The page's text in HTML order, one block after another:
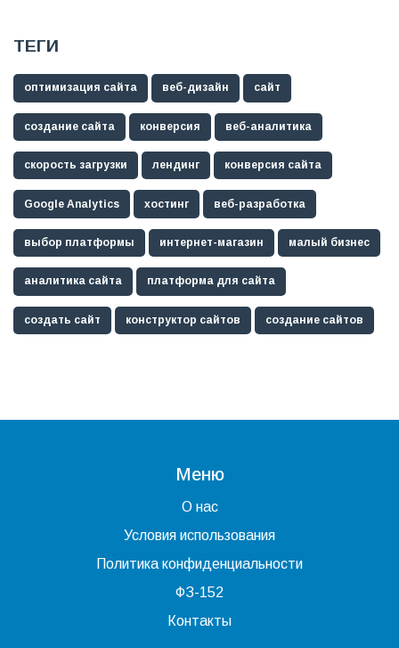
ТЕГИ
оптимизация сайта веб-дизайн сайт
создание сайта конверсия веб-аналитика
скорость загрузки лендинг конверсия сайта
Google Analytics хостинг веб-разработка
выбор платформы интернет-магазин малый бизнес
аналитика сайта платформа для сайта
создать сайт конструктор сайтов создание сайтов
Меню
О нас
Условия использования
Политика конфиденциальности
ФЗ-152
Контакты